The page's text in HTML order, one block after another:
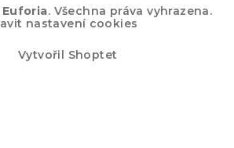
Euforia. Všechna práva vyhrazena.
nastavení cookies
Vytvořil Shoptet